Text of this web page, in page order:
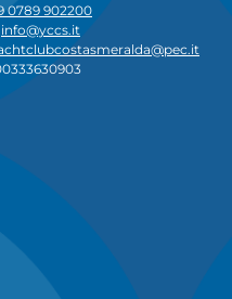
0789 902200
info@yccs.it